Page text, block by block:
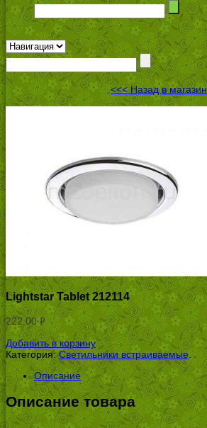
<<< Назад в магазин
Lightstar Tablet 212114
222.00Р
УБ.
Добавить в корзину
Категория:Светильники встраиваемые
Описание
Описание товара